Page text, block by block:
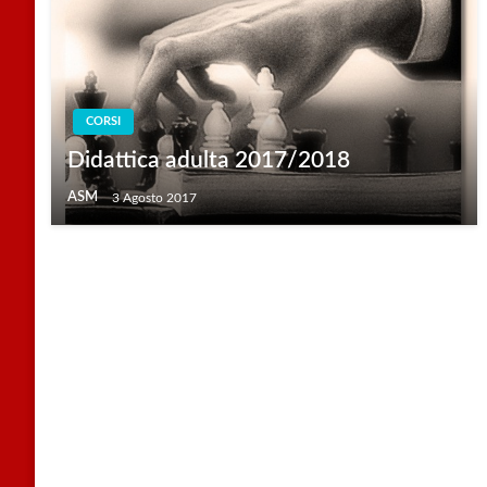
CORSI
Didattica adulta 2017/2018
ASM 3 Agosto 2017